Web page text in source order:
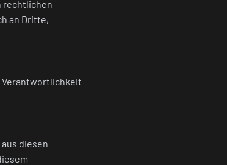
rechtlichen
an Dritte,
Verantwortlichkeit
diesen